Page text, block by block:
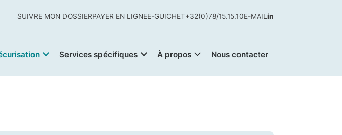
SUIVRE MON DOSSIERPAYER EN LIGNEE-GUICHET+32(0)78/15.15.10E-MAIL in
Services spécifiques À propos Nous contacter